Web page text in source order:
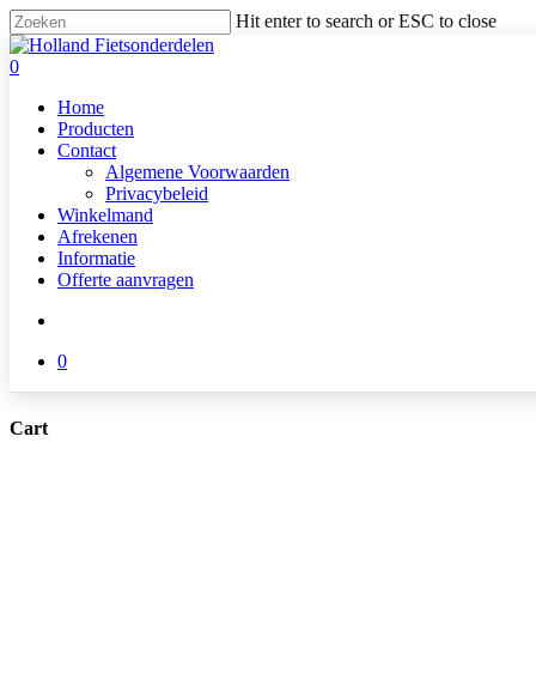
Skip
to
main
Hit enter to search or ESC to close
Close
Search
search
0
Home
Producten
Contact
Algemene Voorwaarden
Privacybeleid
Winkelmand
Afrekenen
Informatie
Offerte aanvragen
0
Cart